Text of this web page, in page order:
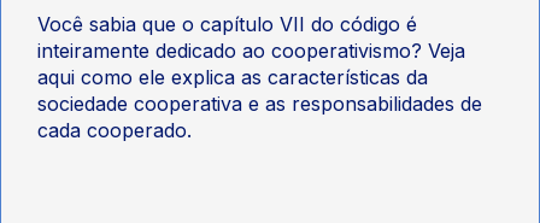
Você sabia que o capítulo VII do código é
inteiramente dedicado ao cooperativismo? Veja
aqui como ele explica as características da
sociedade cooperativa e as responsabilidades de
cada cooperado.